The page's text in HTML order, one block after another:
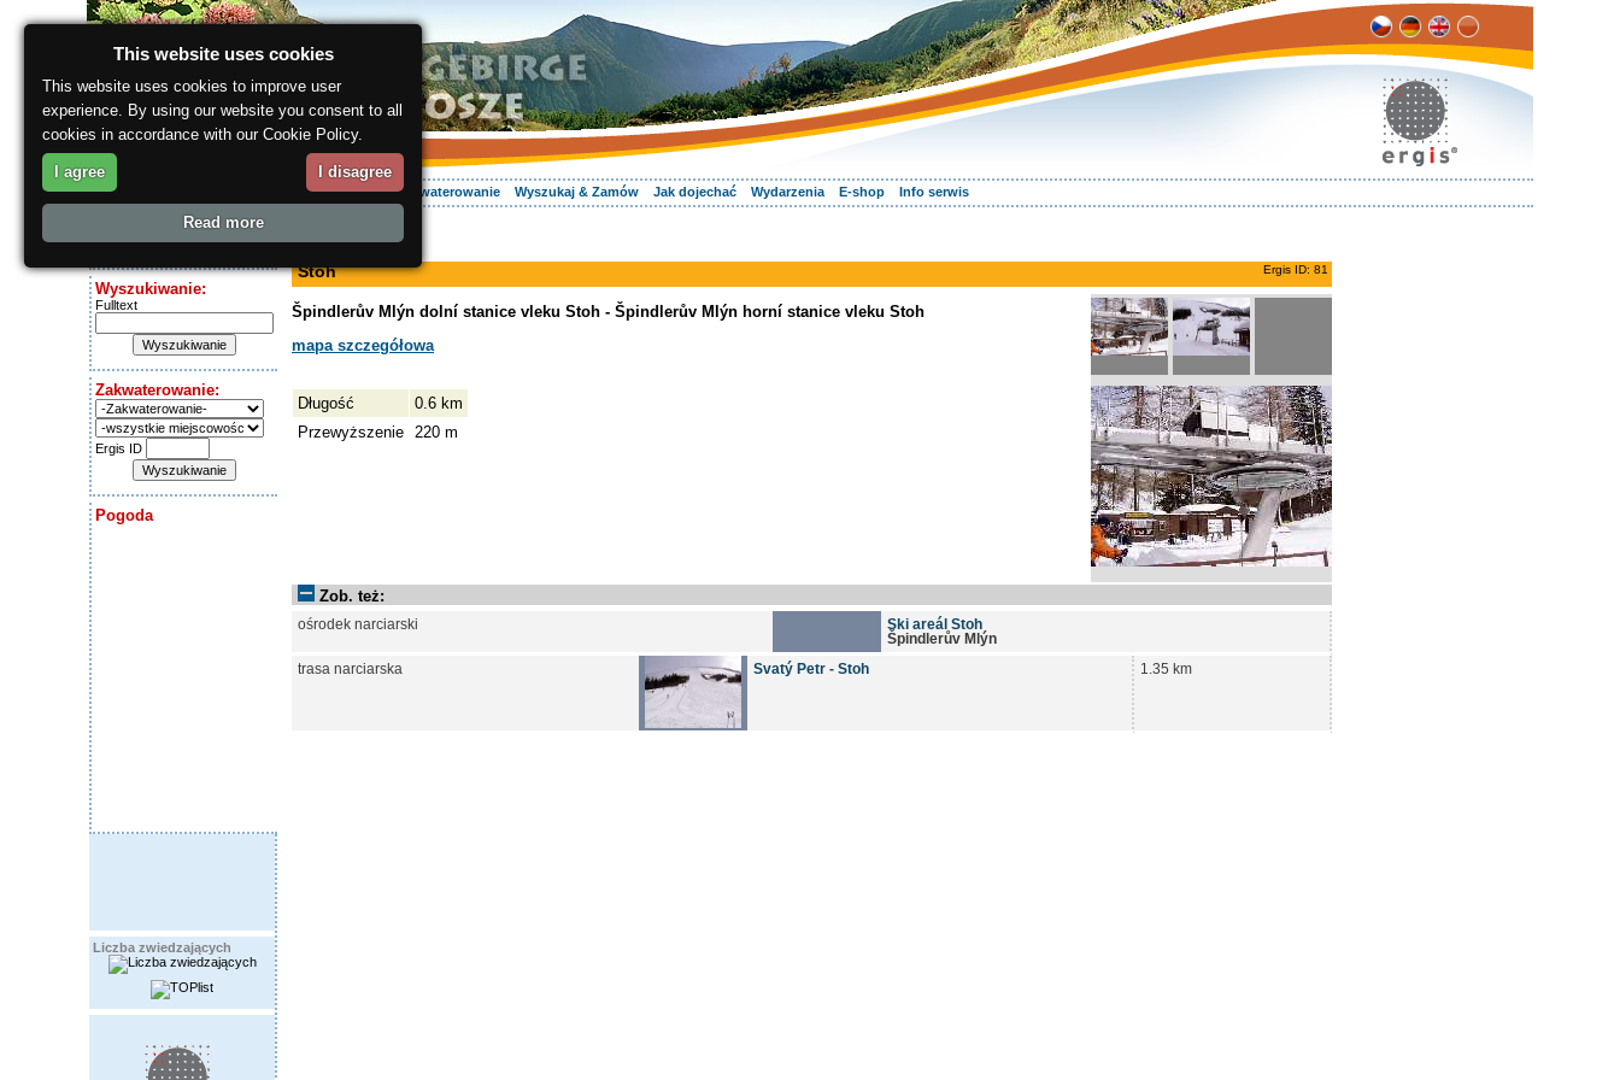
O regionie Wasz urlop Zakwaterowanie Wyszukaj & Zamów Jak dojechać Wydarzenia E-shop Info serwis
Dziś jest:
Wyszukiwanie:
Fulltext
Zakwaterowanie:
Ergis ID
Pogoda
Liczba zwiedzających
Ergis ID: 81
Stoh
Špindlerův Mlýn dolní stanice vleku Stoh - Špindlerův Mlýn horní stanice vleku Stoh
mapa szczegółowa
Długość
0.6 km
Przewyższenie
220 m
Zob. też:
ośrodek narciarski
Ski areál Stoh
Špindlerův Mlýn
trasa narciarska Svatý Petr - Stoh 1.35 km
This website uses cookies
This website uses cookies to improve user
experience. By using our website you consent to all
cookies in accordance with our Cookie Policy.
I agree I disagree
Read more